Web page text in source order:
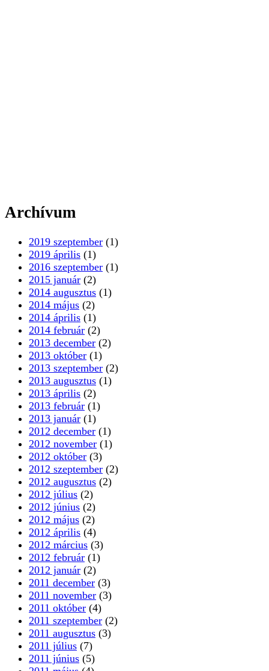
Archívum
2019 szeptember (1)
2019 április (1)
2016 szeptember (1)
2015 január (2)
2014 augusztus (1)
2014 május (2)
2014 április (1)
2014 február (2)
2013 december (2)
2013 október (1)
2013 szeptember (2)
2013 augusztus (1)
2013 április (2)
2013 február (1)
2013 január (1)
2012 december (1)
2012 november (1)
2012 október (3)
2012 szeptember (2)
2012 augusztus (2)
2012 július (2)
2012 június (2)
2012 május (2)
2012 április (4)
2012 március (3)
2012 február (1)
2012 január (2)
2011 december (3)
2011 november (3)
2011 október (4)
2011 szeptember (2)
2011 augusztus (3)
2011 július (7)
2011 június (5)